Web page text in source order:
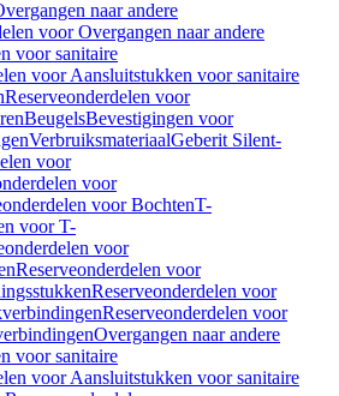
naar andere
voor Overgangen naar andere
voor sanitaire
voor Aansluitstukken voor sanitaire
Reserveonderdelen voor
BeugelsBevestigingen voor
VerbruiksmateriaalGeberit Silent-
voor
voor
voor BochtenT-
voor T-
voor
Reserveonderdelen voor
Reserveonderdelen voor
Reserveonderdelen voor
Overgangen naar andere
voor sanitaire
voor Aansluitstukken voor sanitaire